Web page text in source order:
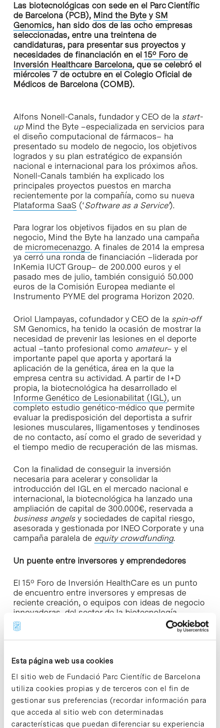
Esta página web usa cookies
El sitio web de Fundació Parc Científic de Barcelona
utiliza cookies propias y de terceros con el fin de
gestionar sus preferencias (recordar información para
que acceda al sitio web con determinadas
características que puedan diferenciar su experiencia
Las biotecnológicas con sede en el Parc Científic
de Barcelona (PCB), Mind the Bytey SM
Genomics,han sido dos de las ocho empresas
seleccionadas, entre una treintena de
candidaturas, para presentar sus proyectos y
necesidades de financiación en el 15º Foro de
Inversión Healthcare Barcelona, que se celebró el
miércoles 7 de octubre en el Colegio Oficial de
Médicos de Barcelona (COMB).
Alfons Nonell-Canals, fundador y CEO de la start-
upMind the Byte –especializada en servicios para
el diseño computacional de fármacos– ha
presentado su modelo de negocio, los objetivos
logrados y su plan estratégico de expansión
nacional e internacional para los próximos años.
Nonell-Canals también ha explicado los
principales proyectos puestos en marcha
recientemente por la compañía, como su nueva
Plataforma SaaS (‘Software as a Service’).
Para lograr los objetivos fijados en su plan de
negocio, Mind the Byte ha lanzado una campaña
de micromecenazgo. A finales de 2014 la empresa
ya cerró una ronda de financiación –liderada por
InKemia IUCT Group– de 200.000 euros y el
pasado mes de julio, también consiguió 50.000
euros de la Comisión Europea mediante el
Instrumento PYME del programa Horizon 2020.
Oriol Llampayas, cofundador y CEO de la spin-off
SM Genomics, ha tenido la ocasión de mostrar la
necesidad de prevenir las lesiones en el deporte
actual –tanto profesional como amateur– y el
importante papel que aporta y aportará la
aplicación de la genética, área en la que la
empresa centra su actividad. A partir de I+D
propia, la biotecnológica ha desarrollado el
Informe Genético de Lesionabilitat (IGL), un
completo estudio genético-médico que permite
evaluar la predisposición del deportista a sufrir
lesiones musculares, lligamentoses y tendinoses
de no contacto, así como el grado de severidad y
el tiempo medio de recuperación de las mismas.
Con la finalidad de conseguir la inversión
necesaria para acelerar y consolidar la
introducción del IGL en el mercado nacional e
internacional, la biotecnológica ha lanzado una
ampliación de capital de 300.000€, reservada a
business angels y sociedades de capital riesgo,
asesorada y gestionada por INEO Corporate y una
campaña paralela de equity crowdfunding.
Un puente entre inversores y emprendedores
El 15º Foro de Inversión HealthCare es un punto
de encuentro entre inversores y empresas de
reciente creación, o equipos con ideas de negocio
innovadoras, del sector de la biotecnología,
equipos médicos, servicios a la sanidad y
proyectos de tecnología de la información
aplicada a la salud.
Los participantes, seleccionados previamente por
un comité de expertos, disponen de 10 minutos
para presentar sus proyectos de negocio ante
más de un centenar de inversores, como
representantes de fondos de capital riesgo,
inversores privados, médicos emprendedores,
gestores sanitarios o directivos dde empresas